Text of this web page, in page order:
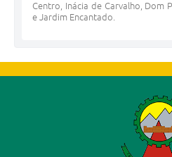
Centro, Inácia de Carvalho, Dom
e Jardim Encantado.